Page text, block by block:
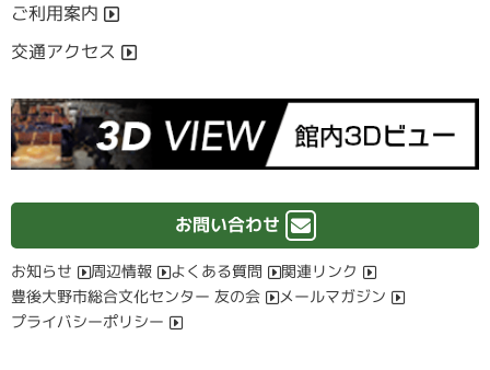
ご利用案内
交通アクセス
お問い合わせ
お知らせ 周辺情報 よくある質問
関連リンク
豊後大野市総合文化センター 友の会
メールマガジン
プライバシーポリシー